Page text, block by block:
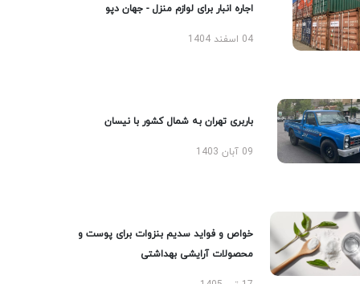
اجاره انبار برای لوازم منزل - جهان دپو
04 اسفند 1404
باربری تهران به شمال کشور با نیسان
09 آبان 1403
خواص و فواید سدیم بنزوات برای پوست و
محصولات آرایشی بهداشتی